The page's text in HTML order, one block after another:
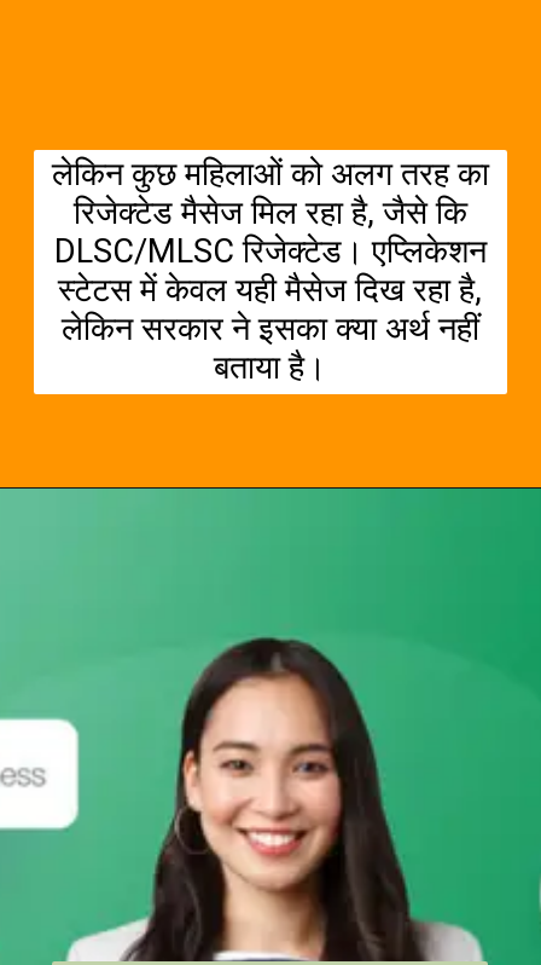
लेकिन कुछ महिलाओं को अलग तरह का
रिजेक्टेड मैसेज मिल रहा है, जैसे कि
DLSC/MLSC रिजेक्टेड। एप्लिकेशन
स्टेटस में केवल यही मैसेज दिख रहा है,
लेकिन सरकार ने इसका क्या अर्थ नहीं
बताया है।